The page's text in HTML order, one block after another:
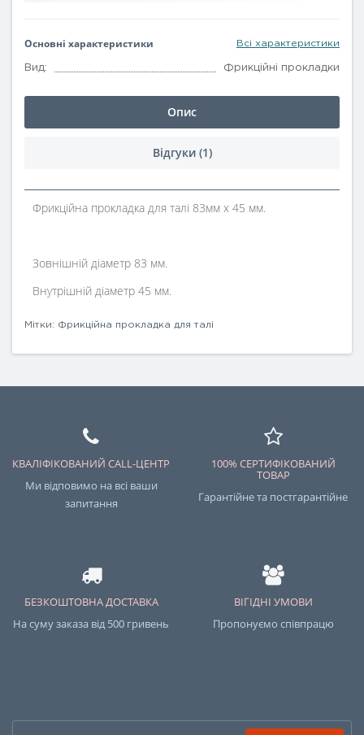
Основні характеристики Всі характеристики
Вид: Фрикційні прокладки
Опис
Відгуки (1)
Фрикційна прокладка для талі 83мм х 45 мм.
Зовнішній діаметр 83 мм.
Внутрішній діаметр 45 мм.
Мітки: Фрикційна прокладка для талі
КВАЛІФІКОВАНИЙ CALL-ЦЕНТР
Ми відповимо на всі ваши
запитання
100% СЕРТИФІКОВАНИЙ
ТОВАР
Гарантійне та постгарантійне
БЕЗКОШТОВНА ДОСТАВКА
На суму заказа від 500 гривень
ВІГІДНІ УМОВИ
Пропонуємо співпрацю